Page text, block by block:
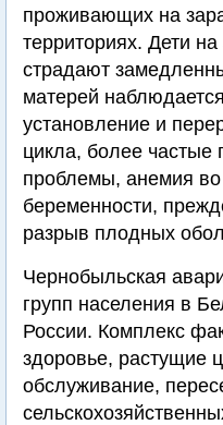
проживающих на
территориях. Дети
страдают
матерей
установление и
цикла, более частые
проблемы, анемия
беременности,
разрыв плодных
Чернобыльская
групп населения в
России. Комплекс
здоровье, растущие
обслуживание,